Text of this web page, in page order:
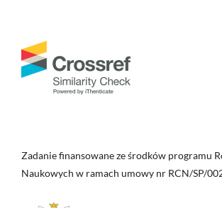
Zadanie finansowane ze środków programu
Naukowych w ramach umowy nr RCN/SP/